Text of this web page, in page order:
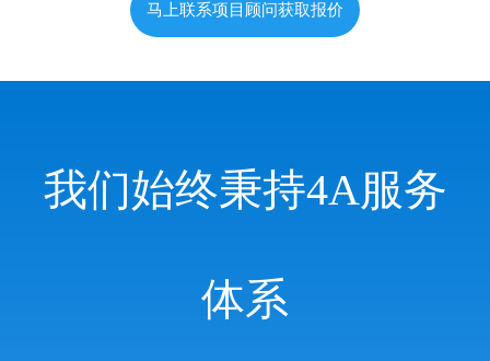
马上联系项目顾问获取报价
我们始终秉持4A服务
体系